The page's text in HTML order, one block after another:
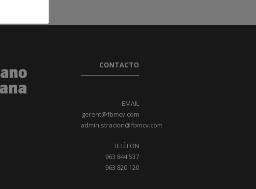
CONTACTO
EMAIL
gerent@fbmcv.com
administracion@fbmcv.com
TELÈFON
963 844 537
963 820 120